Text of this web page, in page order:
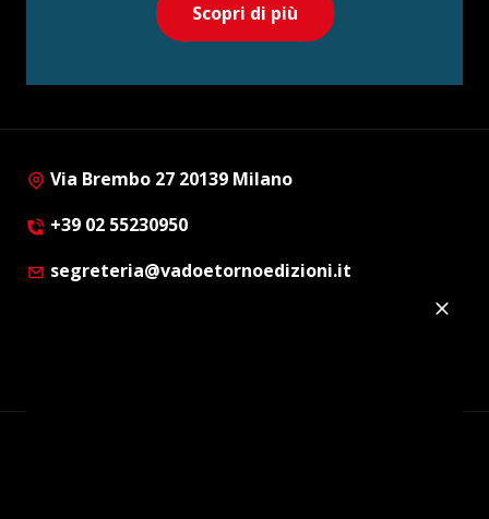
Scopri di più
Via Brembo 27 20139 Milano
+39 02 55230950
segreteria@vadoetornoedizioni.it